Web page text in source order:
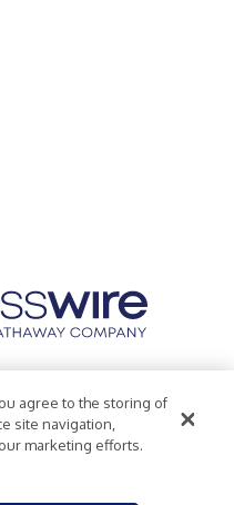
Accessibility Statement
agree to the storing of
site navigation,
marketing efforts.